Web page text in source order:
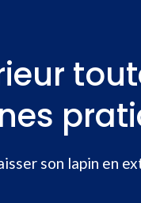
son lapin en